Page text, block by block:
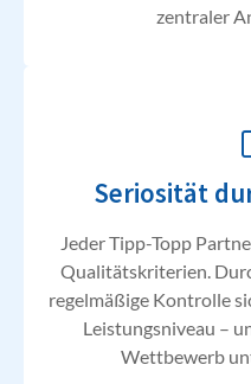
zentraler
Seriosität
Jeder Tipp-Topp
Qualitätskriterien.
regelmäßige Kontrolle
Leistungsniveau –
Wettbewerb